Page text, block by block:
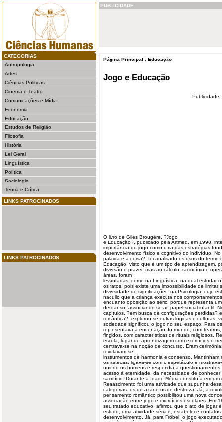
CATEGORIAS
Antropologia
Artes
Ciências Politicas
Cinema e Teatro
Comunicações e Mídia
Economia
Educação
Estudos de Religião
Filosofia
História
Lei Geral
Linguística
Política
Sociologia
Teoria e Crítica
LINKS PATROCINADOS
LINKS PATROCINADOS
PUBLICIDADE
Página Principal : Educação
Jogo e Educação
Publicidade
O livro de Giles Brougère, ?Jogo
e Educação?, publicado pela Artmed, em 1998,
importância do jogo como uma das estratégias
desenvolvimento físico e cognitivo do indivíduo.
palavra e a coisa?, foi analisado os usos do termo
Educação, visto que é um tipo de aprendizagem,
diversão e prazer, mas ao cálculo, raciocínio e
áreas, foram
levantadas, como na Lingüística, na qual estudar
os fatos, pois existe uma impossibilidade de limitar
diversidade de significações; na Psicologia, cujo
naquilo que a criança executa nos
enquanto oposição ao sério, porque representa
descanso, associando-se ao papel social infantil.
capítulos, ?em busca de configurações perdidas?
romântica?, explorou-se outras lógicas e culturas,
sociedade significou o jogo no seu espaço. Para
representava a encenação do mundo, com
fingidos, com características de rituais religiosos.
escola, lugar de aprendizagem com exercícios e
centrava-se na noção de concurso. Eram
revelavam-se
instrumentos de harmonia e consenso. Mantinham
os astecas, ligava-se com o espetáculo e
unindo os homens e respondia a
acesso à eternidade, da necessidade de
sacrifício. Durante a Idade Média constituía em um
Renascimento foi uma atividade que supunha
categorias: os de azar e os de destreza. Já, a
pensamento romântico possibilitou uma nova
associação entre jogo e exercícios escolares. Em
seu tratado educativo , afirmou que o ato de jogar
estudo, uma atividade séria e, estabelece
desenvolvimento. Já, para Fröbel, o jogo